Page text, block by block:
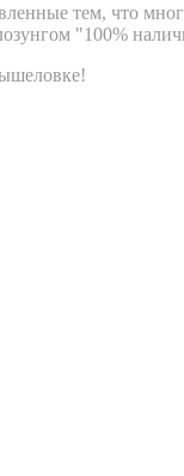
тем, что
"100%